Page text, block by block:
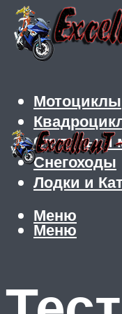
Мотоциклы
Скутеры и
Снегоходы
Лодки и
Меню
Меню